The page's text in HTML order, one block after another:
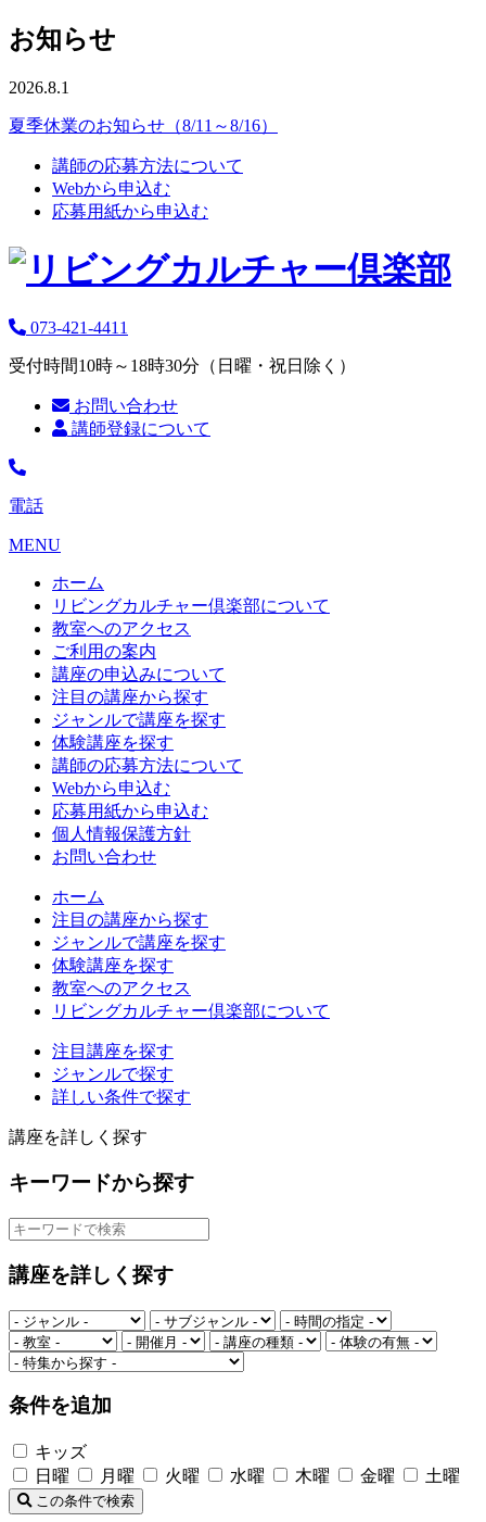
お知らせ
2026.8.1
夏季休業のお知らせ（8/11～8/16）
講師の応募方法について
Webから申込む
応募用紙から申込む
073-421-4411
受付時間10時～18時30分（日曜・祝日除く）
お問い合わせ
講師登録について
電話
MENU
ホーム
リビングカルチャー倶楽部について
教室へのアクセス
ご利用の案内
講座の申込みについて
注目の講座から探す
ジャンルで講座を探す
体験講座を探す
講師の応募方法について
Webから申込む
応募用紙から申込む
個人情報保護方針
お問い合わせ
ホーム
注目の講座から探す
ジャンルで講座を探す
体験講座を探す
教室へのアクセス
リビングカルチャー倶楽部について
注目講座を探す
ジャンルで探す
詳しい条件で探す
講座を詳しく探す
キーワードから探す
講座を詳しく探す
条件を追加
キッズ
日曜
月曜 火曜 水曜 木曜 金曜 土曜
この条件で検索